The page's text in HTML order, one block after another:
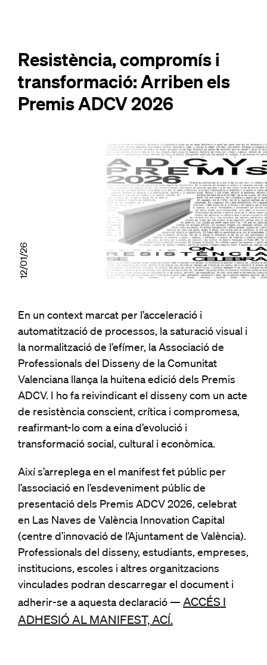
Resistència, compromís i
transformació: Arriben els
Premis ADCV 2026
12/01/26
En un context marcat per l’acceleració i
automatització de processos, la saturació visual i
la normalització de l’efímer, la Associació de
Professionals del Disseny de la Comunitat
Valenciana llança la huitena edició dels Premis
ADCV. I ho fa reivindicant el disseny com un acte
de resistència conscient, crítica i compromesa,
reafirmant-lo com a eina d’evolució i
transformació social, cultural i econòmica.
Així s’arreplega en el manifest fet públic per
l’associació en l’esdeveniment públic de
presentació dels Premis ADCV 2026, celebrat
en Las Naves de València Innovation Capital
(centre d’innovació de l’Ajuntament de València).
Professionals del disseny, estudiants, empreses,
institucions, escoles i altres organitzacions
vinculades podran descarregar el document i
adherir-se a aquesta declaració — ACCÉS I
ADHESIÓ AL MANIFEST, ACÍ.